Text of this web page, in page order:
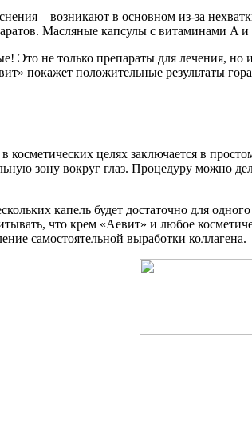
– возникают в основном из-за
Масляные капсулы с витаминами A
Это не только препараты для лечения,
покажет положительные результаты
целях заключается в
зону вокруг глаз. Процедуру можно
капель будет достаточно для
что крем «Аевит» и любое
самостоятельной выработки коллагена.